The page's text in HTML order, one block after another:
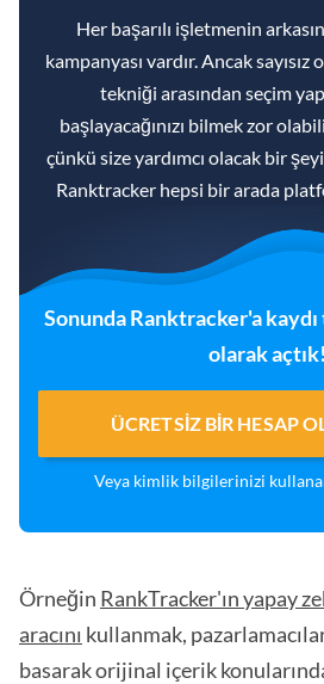
Her başarılı işletmenin
kampanyası vardır. Ancak
tekniği arasından seçim
başlayacağınızı bilmek zor
çünkü size yardımcı olacak bir
Ranktracker hepsi bir arada
Sonunda Ranktracker'a
olarak açtık!
ÜCRETSIZ BIR HESAP
Veya kimlik bilgilerinizi
Örneğin RankTracker'ın yapay
aracını kullanmak,
basarak orijinal içerik